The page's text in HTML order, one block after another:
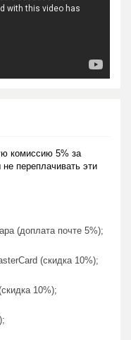
комиссию 5% за
переплачивать эти
(доплата почте 5%);
(скидка 10%);
10%);